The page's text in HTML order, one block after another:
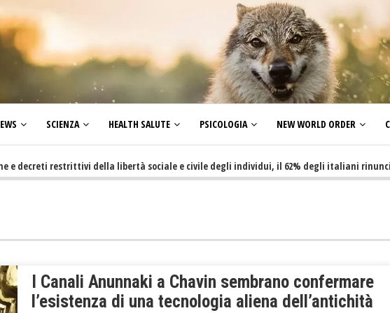
SCIENZA HEALTH SALUTE PSICOLOGIA NEW WORLD ORDER
restrittivi della libertà sociale e civile degli individui, il 62% degli italiani rinuncia a
I Canali Anunnaki a Chavin sembrano confermare
l’esistenza di una tecnologia aliena dell’antichità